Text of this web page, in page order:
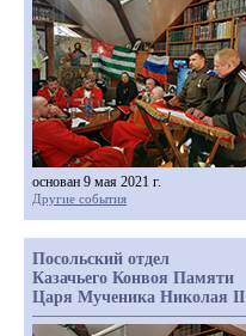
основан 9 мая 2021 г.
Другие события
Посольский отдел
Казачьего Конвоя Памяти
Царя Мученика Николая II